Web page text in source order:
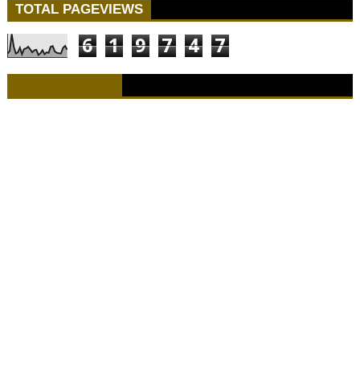
TOTAL PAGEVIEWS
6 1 9 7 4 7